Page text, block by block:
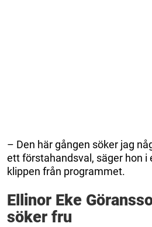
– Den här gången söker jag
ett förstahandsval, säger hon i
klippen från programmet.
Ellinor Eke
söker fru